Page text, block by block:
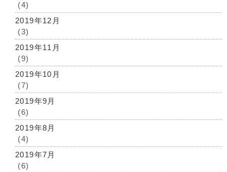
(4)
2019年12月
(3)
2019年11月
(9)
2019年10月
(7)
2019年9月
(6)
2019年8月
(4)
2019年7月
(6)